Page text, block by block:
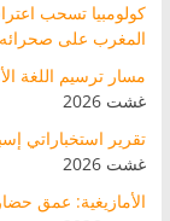
كولومبيا تسحب
المغرب على صحرائه
مسار ترسيم اللغة
غشت 2026
تقرير استخباراتي
غشت 2026
الأمازيغية: عمق